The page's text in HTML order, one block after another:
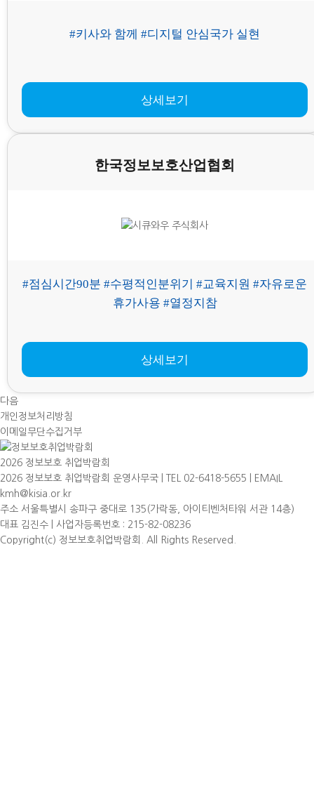
#키사와 함께 #디지털 안심국가 실현
상세보기
한국정보보호산업협회
#점심시간90분 #수평적인분위기 #교육지원 #자유로운
휴가사용 #열정지참
상세보기
다음
개인정보처리방침
이메일무단수집거부
2026 정보보호 취업박람회
2026 정보보호 취업박람회 운영사무국 | TEL 02-6418-5655 | EMAIL
kmh@kisia.or.kr
주소 서울특별시 송파구 중대로 135(가락동, 아이티벤처타워 서관 14층)
대표 김진수 | 사업자등록번호 : 215-82-08236
Copyright(c) 정보보호취업박람회. All Rights Reserved.